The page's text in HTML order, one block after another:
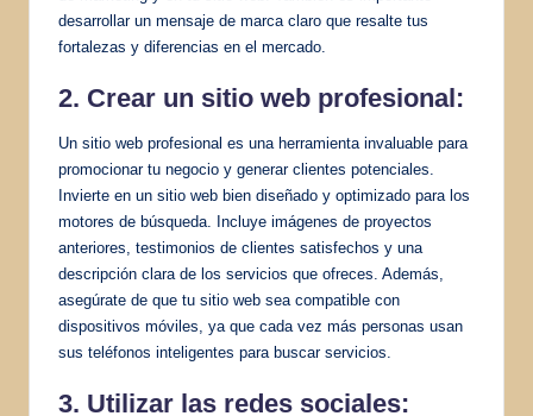
desarrollar un mensaje de marca claro que resalte tus
fortalezas y diferencias en el mercado.
2. Crear un sitio web profesional:
Un sitio web profesional es una herramienta invaluable para
promocionar tu negocio y generar clientes potenciales.
Invierte en un sitio web bien diseñado y optimizado para los
motores de búsqueda. Incluye imágenes de proyectos
anteriores, testimonios de clientes satisfechos y una
descripción clara de los servicios que ofreces. Además,
asegúrate de que tu sitio web sea compatible con
dispositivos móviles, ya que cada vez más personas usan
sus teléfonos inteligentes para buscar servicios.
3. Utilizar las redes sociales: